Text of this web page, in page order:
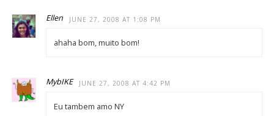
Ellen JUNE 27, 2008 AT 1:08 PM
ahaha bom, muito bom!
MybIKE JUNE 27, 2008 AT 4:42 PM
Eu tambem amo NY